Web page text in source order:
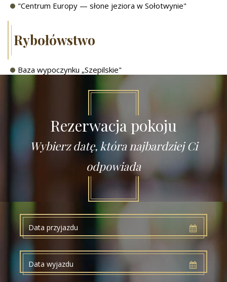
"Centrum Europy — słone jeziora w Sołotwynie"
Rybołówstwo
Baza wypoczynku „Szepilskie"
Rezerwacja pokoju
Wybierz datę, która najbardziej Ci
odpowiada